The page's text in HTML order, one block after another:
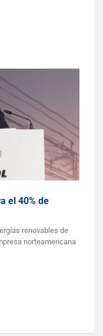
el 40% de
renovables de
norteamericana